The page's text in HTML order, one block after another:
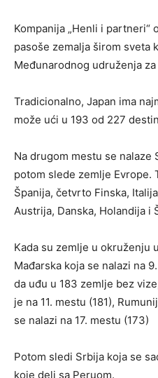
Kompanija „Henli i partneri“
pasoše zemalja širom sveta
Međunarodnog udruženja
Tradicionalno, Japan ima
može ući u 193 od 227
Na drugom mestu se nalaze
potom slede zemlje Evrope.
Španija, četvrto Finska,
Austrija, Danska, Holandija i
Kada su zemlje u okruženju
Mađarska koja se nalazi na
da uđu u 183 zemlje bez
je na 11. mestu (181),
se nalazi na 17. mestu (173)
Potom sledi Srbija koja se
koje deli sa Peruom.